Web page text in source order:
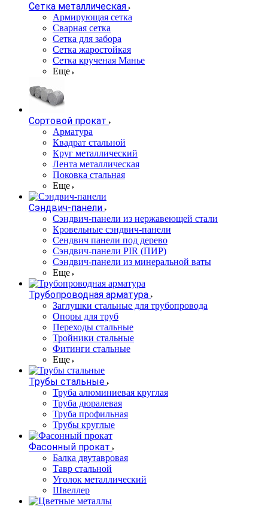
Сетка металлическая
Армирующая сетка
Сварная сетка
Сетка для забора
Сетка жаростойкая
Сетка крученая Манье
Еще
Сортовой прокат
Арматура
Квадрат стальной
Круг металлический
Лента металлическая
Поковка стальная
Еще
Сэндвич-панели
Cэндвич-панели из нержавеющей стали
Кровельные сэндвич-панели
Сендвич панели под дерево
Сэндвич-панели PIR (ПИР)
Сэндвич-панели из минеральной ваты
Еще
Трубопроводная арматура
Заглушки стальные для трубопровода
Опоры для труб
Переходы стальные
Тройники стальные
Фитинги стальные
Еще
Трубы стальные
Труба алюминиевая круглая
Труба дюралевая
Труба профильная
Трубы круглые
Фасонный прокат
Балка двутавровая
Тавр стальной
Уголок металлический
Швеллер